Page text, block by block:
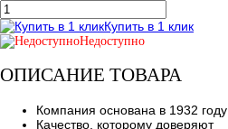
Купить в 1 клик
Недоступно
ОПИСАНИЕ ТОВАРА
Компания основана в 1932 году
Качество, которому доверяют